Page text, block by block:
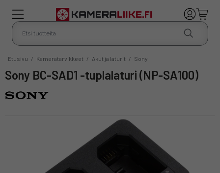
Etusivu / Kameratarvikkeet / Akut ja laturit / Sony
Sony BC-SAD1 -tuplalaturi (NP-SA100)